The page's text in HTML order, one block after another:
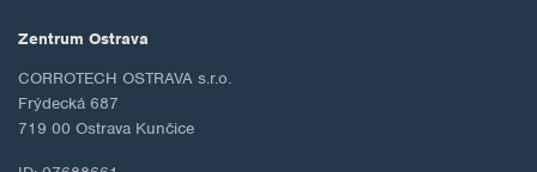
Zentrum Ostrava
CORROTECH OSTRAVA s.r.o.
Frýdecká 687
719 00 Ostrava Kunčice